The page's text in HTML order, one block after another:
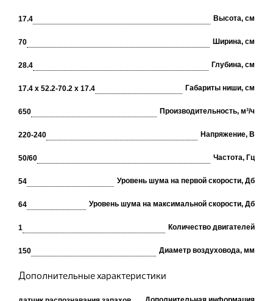
17.4 Высота, см
70 Ширина, см
28.4 Глубина, см
17.4 х 52.2-70.2 х 17.4 Габариты ниши, см
650 Производительность, м³/ч
220-240 Напряжение, В
50/60 Частота, Гц
54 Уровень шума на первой скорости, Дб
64 Уровень шума на максимальной скорости, Дб
1 Количество двигателей
150 Диаметр воздуховода, мм
Дополнительные характеристики